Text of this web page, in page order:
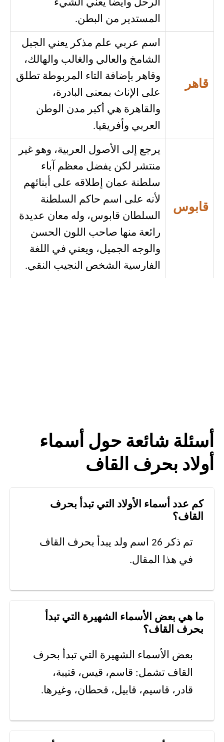
الرحل وأيضاً يعني الشيء
المستدير من البطن.
قاهر
اسم عربي علم مذكر يعني الجبل
الشامخ والعالي والغالب والهالك،
وقاهر بإضافة التاء المربوطة تطلق
على الإناث بمعنى البادرة،
والقاهرة هي أكبر مدن الوطن
العربي وأفريقيا.
قابوس
يرجع إلى الأصول العربية، وهو غير
منتشر لكن يفضل معظم آباء
سلطنة عمان إطلاقه على أبنائهم
لأنه على اسم حاكم السلطنة
السلطان قابوس، وله معان عديدة
رائعة منها صاحب اللون الحسن
والوجه الجميل، ويعني في اللغة
الفارسية الشخص النجيب النقي.
أسئلة شائعة حول أسماء
أولاد بحرف القاف
كم عدد أسماء الأولاد التي تبدأ بحرف
القاف؟
تم ذكر 26 اسم ولد يبدأ بحرف القاف
في هذا المقال.
ما هي بعض الأسماء الشهيرة التي تبدأ
بحرف القاف؟
بعض الأسماء الشهيرة التي تبدأ بحرف
القاف تشمل: قاسم، قيس، قتيبة،
قادر، قاسيم، قابيل، قحطان، وغيرها.